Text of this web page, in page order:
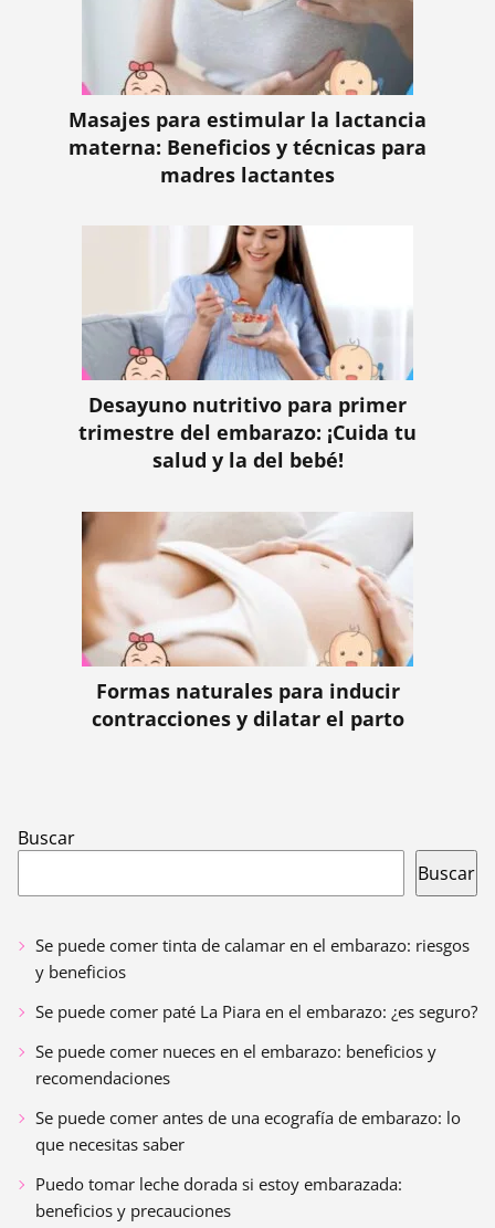
Masajes para estimular la lactancia
materna: Beneficios y técnicas para
madres lactantes
Desayuno nutritivo para primer
trimestre del embarazo: ¡Cuida tu
salud y la del bebé!
Formas naturales para inducir
contracciones y dilatar el parto
Buscar
Buscar
Se puede comer tinta de calamar en el embarazo: riesgos
y beneficios
Se puede comer paté La Piara en el embarazo: ¿es seguro?
Se puede comer nueces en el embarazo: beneficios y
recomendaciones
Se puede comer antes de una ecografía de embarazo: lo
que necesitas saber
Puedo tomar leche dorada si estoy embarazada:
beneficios y precauciones